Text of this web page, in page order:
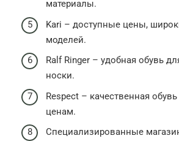
материалы.
Kari – доступные цены,
моделей.
Ralf Ringer – удобная обувь
носки.
Respect – качественная
ценам.
Специализированные